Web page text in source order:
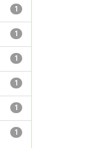
1
1
1
1
1
1